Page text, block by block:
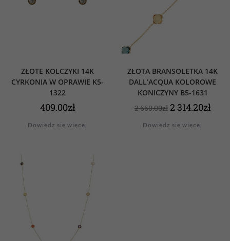
ZŁOTE KOLCZYKI 14K
CYRKONIA W OPRAWIE K5-
1322
409.00zł
Dowiedz się więcej
ZŁOTA BRANSOLETKA 14K
DALL’ACQUA KOLOROWE
KONICZYNY B5-1631
2 660.00zł 2 314.20zł
Dowiedz się więcej